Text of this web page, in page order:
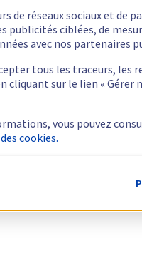
de réseaux sociaux et de
publicités ciblées, de
avec nos partenaires
tous les traceurs, les
sur le lien « Gérer
vous pouvez
cookies.